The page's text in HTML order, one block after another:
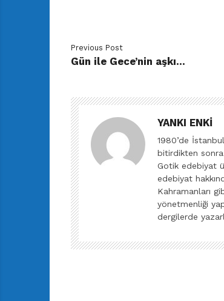
Previous Post
Gün ile Gece’nin aşkı…
YANKI ENKI
1980’de
bitirdikten sonra
Gotik edebiyat
edebiyat
Kahramanları
yönetmenliği
dergilerde